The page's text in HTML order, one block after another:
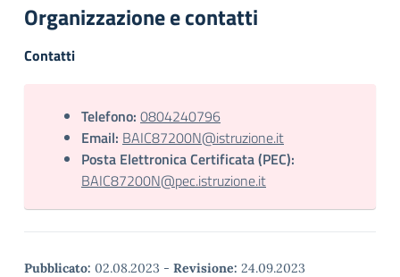
Organizzazione e contatti
Contatti
Telefono: 0804240796
Email: BAIC87200N@istruzione.it
Posta Elettronica Certificata (PEC):
BAIC87200N@pec.istruzione.it
Pubblicato: 02.08.2023 - Revisione: 24.09.2023